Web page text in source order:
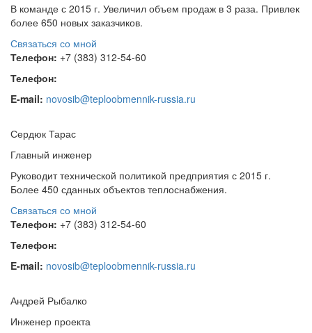
В команде с 2015 г. Увеличил объем продаж в 3 раза. Привлек
более 650 новых заказчиков.
Связаться со мной
Телефон: +7 (383) 312-54-60
Телефон:
E-mail: novosib@teploobmennik-russia.ru
Сердюк Тарас
Главный инженер
Руководит технической политикой предприятия с 2015 г.
Более 450 сданных объектов теплоснабжения.
Связаться со мной
Телефон: +7 (383) 312-54-60
Телефон:
E-mail: novosib@teploobmennik-russia.ru
Андрей Рыбалко
Инженер проекта